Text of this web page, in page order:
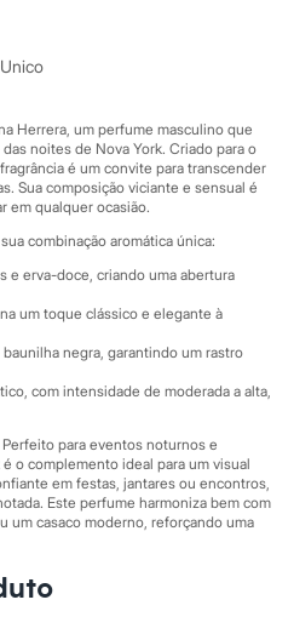
Herrera, um perfume masculino que
noites de Nova York. Criado para o
é um convite para transcender
Sua composição viciante e sensual é
em qualquer ocasião.
combinação aromática única:
e erva-doce, criando uma abertura
um toque clássico e elegante à
negra, garantindo um rastro
com intensidade de moderada a alta,
para eventos noturnos e
o complemento ideal para um visual
em festas, jantares ou encontros,
Este perfume harmoniza bem com
um casaco moderno, reforçando uma